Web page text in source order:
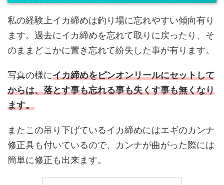
私の経験上イカ締めは釣り場に忘れやすい傾向有り
ます。過去にイカ締めを忘れて取りに戻ったり、そ
のままどこかに置き忘れて紛失した事が有ります。
写真の様にイカ締めをピンオンリールにセットして
からは、落とす事も忘れる事も失くす事も無くなり
ます。
またこの吊り下げているイカ締めにはエギのカンナ
修正具も付いているので、カンナが曲がった際には
簡単に修正も出来ます。